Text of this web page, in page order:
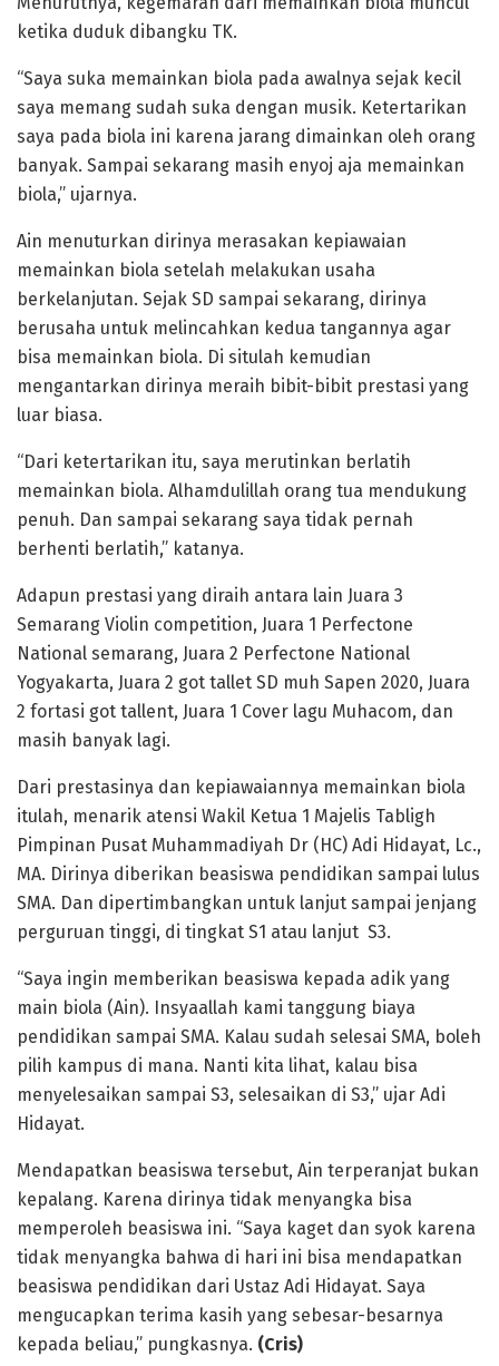
ketika duduk dibangku TK.
“Saya suka memainkan biola pada awalnya sejak kecil
saya memang sudah suka dengan musik. Ketertarikan
saya pada biola ini karena jarang dimainkan oleh orang
banyak. Sampai sekarang masih enyoj aja memainkan
biola,” ujarnya.
Ain menuturkan dirinya merasakan kepiawaian
memainkan biola setelah melakukan usaha
berkelanjutan. Sejak SD sampai sekarang, dirinya
berusaha untuk melincahkan kedua tangannya agar
bisa memainkan biola. Di situlah kemudian
mengantarkan dirinya meraih bibit-bibit prestasi yang
luar biasa.
“Dari ketertarikan itu, saya merutinkan berlatih
memainkan biola. Alhamdulillah orang tua mendukung
penuh. Dan sampai sekarang saya tidak pernah
berhenti berlatih,” katanya.
Adapun prestasi yang diraih antara lain Juara 3
Semarang Violin competition, Juara 1 Perfectone
National semarang, Juara 2 Perfectone National
Yogyakarta, Juara 2 got tallet SD muh Sapen 2020, Juara
2 fortasi got tallent, Juara 1 Cover lagu Muhacom, dan
masih banyak lagi.
Dari prestasinya dan kepiawaiannya memainkan biola
itulah, menarik atensi Wakil Ketua 1 Majelis Tabligh
Pimpinan Pusat Muhammadiyah Dr (HC) Adi Hidayat, Lc.,
MA. Dirinya diberikan beasiswa pendidikan sampai lulus
SMA. Dan dipertimbangkan untuk lanjut sampai jenjang
perguruan tinggi, di tingkat S1 atau lanjut S3.
“Saya ingin memberikan beasiswa kepada adik yang
main biola (Ain). Insyaallah kami tanggung biaya
pendidikan sampai SMA. Kalau sudah selesai SMA, boleh
pilih kampus di mana. Nanti kita lihat, kalau bisa
menyelesaikan sampai S3, selesaikan di S3,” ujar Adi
Hidayat.
Mendapatkan beasiswa tersebut, Ain terperanjat bukan
kepalang. Karena dirinya tidak menyangka bisa
memperoleh beasiswa ini. “Saya kaget dan syok karena
tidak menyangka bahwa di hari ini bisa mendapatkan
beasiswa pendidikan dari Ustaz Adi Hidayat. Saya
mengucapkan terima kasih yang sebesar-besarnya
kepada beliau,” pungkasnya. (Cris)